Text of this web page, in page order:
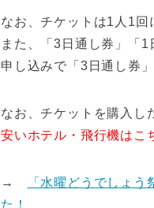
なお、チケットは1人1回
また、「3日通し券」「
申し込みで「3日通し券
なお、チケットを購入し
安いホテル・飛行機はこ
→
「水曜どうでしょ
た！